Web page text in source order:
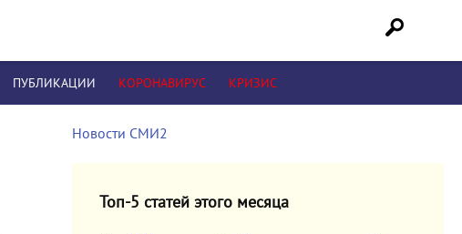
ПУБЛИКАЦИИ КОРОНАВИРУС КРИЗИС
Новости СМИ2
Топ-5 статей этого месяца